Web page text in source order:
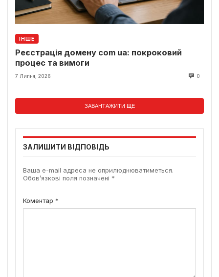
ІНШЕ
Реєстрація домену com ua: покроковий
процес та вимоги
7 Липня, 2026 0
ЗАВАНТАЖИТИ ЩЕ
ЗАЛИШИТИ ВІДПОВІДЬ
Ваша e-mail адреса не оприлюднюватиметься.
Обов’язкові поля позначені *
Коментар *